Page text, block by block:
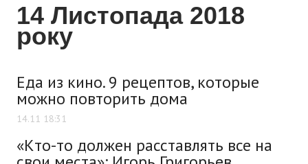
14 Листопада 2018
року
Еда из кино. 9 рецептов, которые
можно повторить дома
14.11 18:31
«Кто-то должен расставлять все на